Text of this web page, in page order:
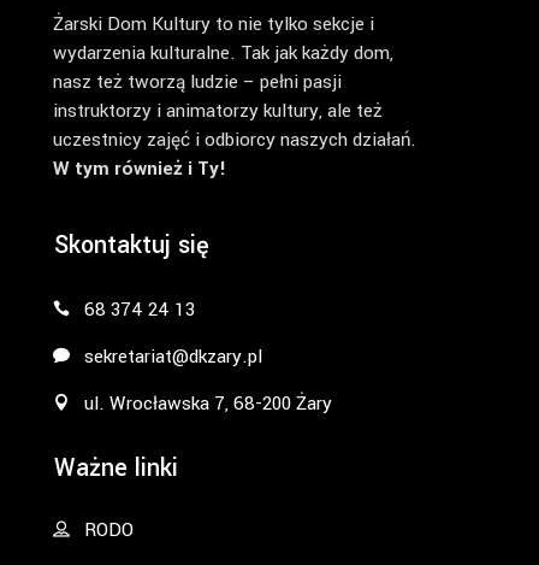
Żarski Dom Kultury to nie tylko sekcje i
wydarzenia kulturalne. Tak jak każdy dom,
nasz też tworzą ludzie – pełni pasji
instruktorzy i animatorzy kultury, ale też
uczestnicy zajęć i odbiorcy naszych działań.
W tym również i Ty!
Skontaktuj się
68 374 24 13
sekretariat@dkzary.pl
ul. Wrocławska 7, 68-200 Żary
Ważne linki
RODO